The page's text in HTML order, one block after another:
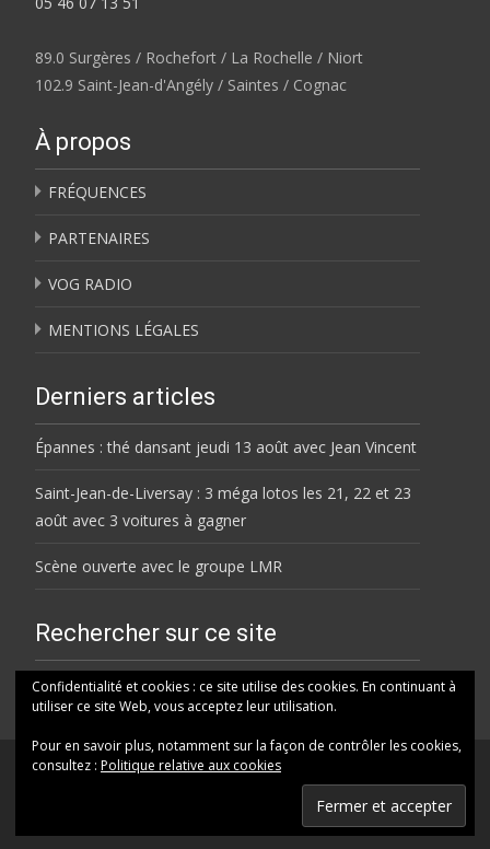
89.0 Surgères / Rochefort / La Rochelle / Niort
102.9 Saint-Jean-d'Angély / Saintes / Cognac
À propos
FRÉQUENCES
PARTENAIRES
VOG RADIO
MENTIONS LÉGALES
Derniers articles
Épannes : thé dansant jeudi 13 août avec Jean Vincent
Saint-Jean-de-Liversay : 3 méga lotos les 21, 22 et 23
août avec 3 voitures à gagner
Scène ouverte avec le groupe LMR
Rechercher sur ce site
Rechercher
Confidentialité et cookies : ce site utilise des cookies. En continuant à
utiliser ce site Web, vous acceptez leur utilisation.
Pour en savoir plus, notamment sur la façon de contrôler les cookies,
consultez : Politique relative aux cookies